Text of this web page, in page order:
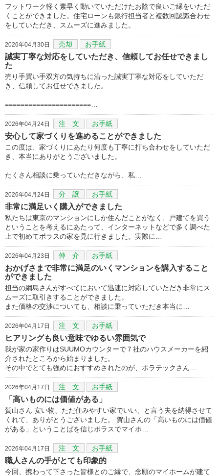
フットワーク軽く素早く動いていただけたお陰で良いご縁をいただ
くことができました。住宅ローンも銀行担当者と複数回認識合わせ
をしていただき、スムーズに進みました。
2026年04月30日 売却 お手紙
誠実丁寧な対応をしていただき、信頼してお任せできまし
た
売り手買い手双方の気持ちに沿った誠実丁寧な対応をしていただ
き、信頼してお任せできました。
======================…
2026年04月24日 注 文 お手紙
安心して家づくりを進めることができました
この度は、家づくりにあたり何度も丁寧に打ち合わせをしていただ
き、本当にありがとうございました。
たくさん相談に乗っていただきながら、私…
2026年04月24日 分 譲 お手紙
非常に満足いく購入ができました
私たちは東京のマンションにしか住んだことがなく、戸建てを買う
ということを考えるにあたって、インターネットなどで多く調べた
上で初めてポラスの家を見に行きました。実際に…
2026年04月23日 仲 介 お手紙
おかげさまで非常に満足のいくマンションを講入すること
ができました
担当の綱島さんがすべてにおいて迅速に対応していただき非常にス
ムーズに取引きすることができました。
また価格の交渉についても、相談に乗っていただき本当に…
2026年04月17日 注 文 お手紙
ヒアリングも良い意味でゆるい雰囲気で
我が家の家作りはSUUMOカウンターで７社のハウスメーカーを紹
介されたところから始まりました。
その中でとても強めにおすすめされたのが、ポラテックさん…
2026年04月17日 注 文 お手紙
「高いものには価値がある」
賀山さん 安い物、ただ住みやすい家でいい、と言う夫を納得させて
くれて、ありがとうございました。 賀山さんの「高いものには価値
がある」ということばを信じポラスでマイホ…
2026年04月17日 注 文 お手紙
職人さんの手がとても印象的
今回、携わって下さった皆様とのご縁で、念願のマイホームが建て